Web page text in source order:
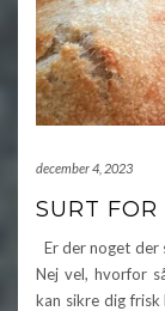
december 4, 2023
SURT
Er der noget der
Nej vel, hvorfor
kan sikre dig